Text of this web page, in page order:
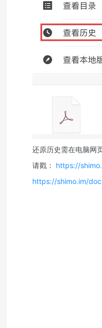
还原历史需在电脑网
请戳： https://
https://shimo.im/